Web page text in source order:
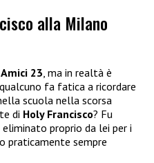
alla Milano
Amici 23 , ma in realtà è
fa fatica a ricordare
scuola nella scorsa
di Holy Francisco? Fu
proprio da lei per i
praticamente sempre